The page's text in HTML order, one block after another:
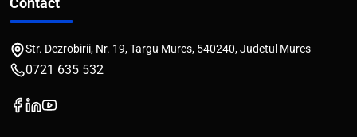
Str. Dezrobirii, Nr. 19, Targu Mures, 540240, Judetul Mures
0721 635 532